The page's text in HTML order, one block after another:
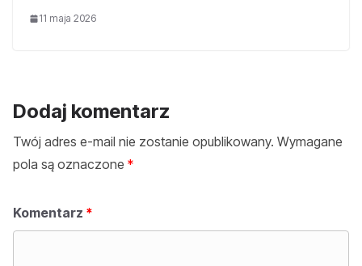
11 maja 2026
Dodaj komentarz
Twój adres e-mail nie zostanie opublikowany. Wymagane
pola są oznaczone *
Komentarz *